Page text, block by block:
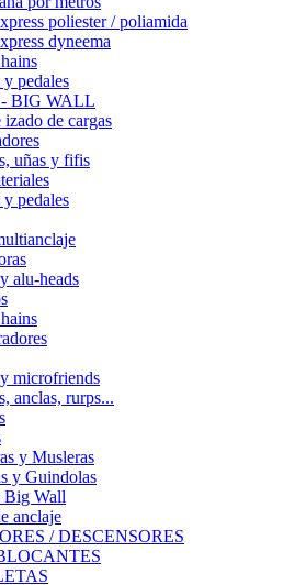
poliester / poliamida
dyneema
pedales
BIG WALL
izado de cargas
uñas y fifis
pedales
alu-heads
microfriends
anclas, rurps...
y Musleras
y Guindolas
Big Wall
anclaje
/ DESCENSORES